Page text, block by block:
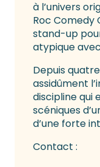
à l’univers
Roc Comedy
stand-up
atypique
Depuis
assidûment
discipline qui
scéniques
d’une forte
Contact :